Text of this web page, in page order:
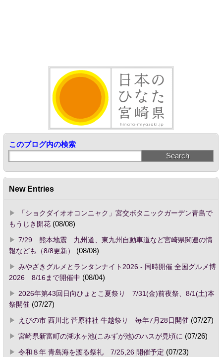
このブログ内の検索
New Entries
「ショクダイオオコンニャク」宮交ボタニックガーデン青島で
もうじき開花(08/08)
7/29 熊本地震 九州道、東九州自動車道など宮崎県関連の情
報なども（8/8更新）
(08/08)
みやざきグルメとランタンナイト2026 - 同時開催 全国グルメ博
2026 8/16まで開催中 (08/04)
2026年第43回日向ひょとこ夏祭り 7/31(金)前夜祭、8/1(土)本
祭開催(07/27)
えびの市 西川北 菅原神社 牛越祭り 毎年7月28日開催(07/27)
宮崎県新富町の湖水ヶ池(こみずが池)のハスが見頃に (07/26)
令和８年 青島海を渡る祭礼 7/25,26 開催予定 (07/23)